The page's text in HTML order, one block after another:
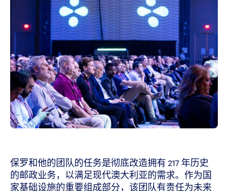
保罗和他的团队的任务是彻底改造拥有 217 年历史
的邮政业务，以满足现代澳大利亚的需求。作为国
家基础设施的重要组成部分，该团队有责任为未来